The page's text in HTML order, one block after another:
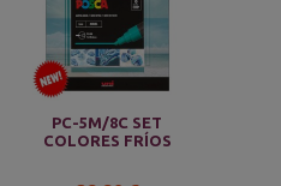
PC-5M/8C SET
COLORES FRÍOS